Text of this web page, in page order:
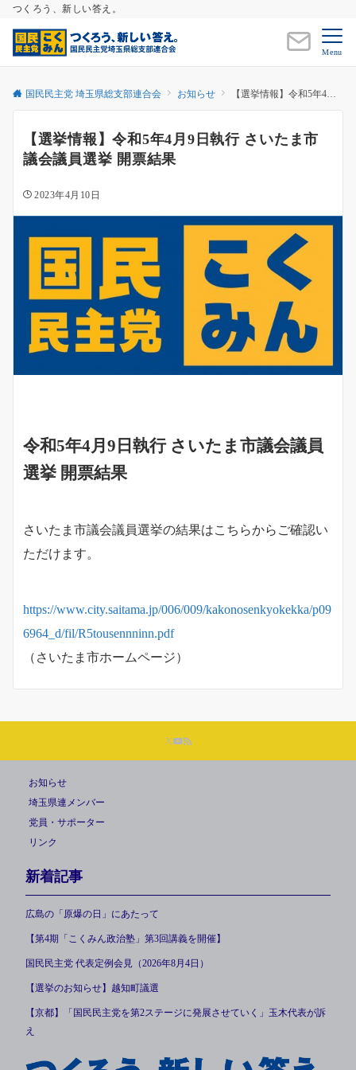
つくろう、新しい答え。
Menu
国民民主党 埼玉県総支部連合会 お知らせ 【選挙情報】令和5年4月9日執行 さいたま市議会議員選挙 開票結果
【選挙情報】令和5年4月9日執行 さいたま市
議会議員選挙 開票結果
2023年4月10日
令和5年4月9日執行 さいたま市議会議員
選挙 開票結果
さいたま市議会議員選挙の結果はこちらからご確認い
ただけます。
https://www.city.saitama.jp/006/009/kakonosenkyokekka/p09
6964_d/fil/R5tousennninn.pdf
（さいたま市ホームページ）
お知らせ
埼玉県連メンバー
党員・サポーター
リンク
新着記事
広島の「原爆の日」にあたって
【第4期「こくみん政治塾」第3回講義を開催】
国民民主党 代表定例会見（2026年8月4日）
【選挙のお知らせ】越知町議選
【京都】「国民民主党を第2ステージに発展させていく」玉木代表が訴
え